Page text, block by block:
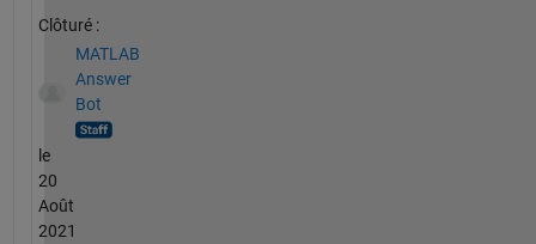
Clôturé :
MATLAB
Answer
Bot
le
20
Août
2021